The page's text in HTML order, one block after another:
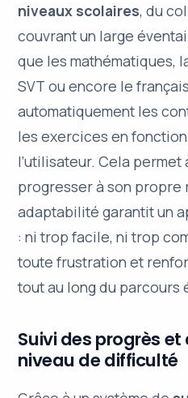
niveaux scolaires, du
couvrant un large
que lesmathématiques,
SVT ou encore lefrançais
automatiquement les
les exercices en
l’utilisateur. Cela
progresser à son propre
adaptabilité garantit un
: ni trop facile, ni trop
toute frustration et
tout au long du parcours
Suivi des progrès
niveau de difficulté